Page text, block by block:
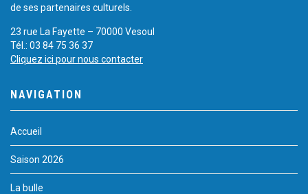
de ses partenaires culturels.
23 rue La Fayette – 70000 Vesoul
Tél.: 03 84 75 36 37
Cliquez ici pour nous contacter
NAVIGATION
Accueil
Saison 2026
La bulle